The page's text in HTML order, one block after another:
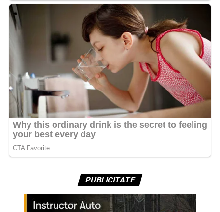
PUBLICITATE